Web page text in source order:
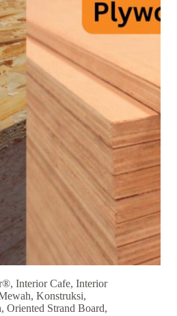
, Interior Cafe, Interior
, Konstruksi,
, Oriented Strand Board,